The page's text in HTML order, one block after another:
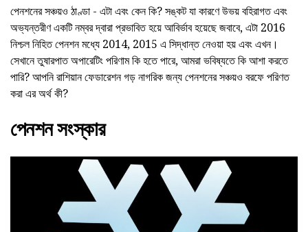
পেনশনের সঞ্চয়ও ঠাণ্ডা - এটা এবং কেন কি? সঙ্কট যা কারণে উভয় বহিরাগত এবং
অভ্যন্তরীণ একটি নম্বর দ্বারা প্রভাবিত হয়ে আবির্ভাব হয়েছে জবাবে, এটা 2016
নিশ্চল নিহিত পেনশন মধ্যে 2014, 2015 এ সিদ্ধান্ত নেওয়া হয় এবং এখন।
সেখানে তুষারপাত অপারেটিং পরিণাম কি হতে পারে, আমরা ভবিষ্যতে কি আশা করতে
পারি? আপনি রাশিয়ান ফেডারেশন গড় নাগরিক জন্য পেনশনের সঞ্চয়ও বরফে পরিণত
করা এর অর্থ কী?
পেনশন সংস্কার